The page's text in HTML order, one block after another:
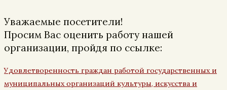
Уважаемые посетители!
Просим Вас оценить работу нашей
организации, пройдя по ссылке:
Удовлетворенность граждан работой государственных и
муниципальных организаций культуры, искусства и